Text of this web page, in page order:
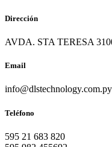
Dirección
AVDA. STA TERESA
Email
info@dlstechnology.com.py
Teléfono
595 21 683 820